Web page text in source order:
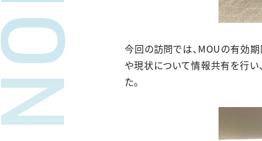
今回の訪問では、MOUの有効
や現状について情報共有を行
た。